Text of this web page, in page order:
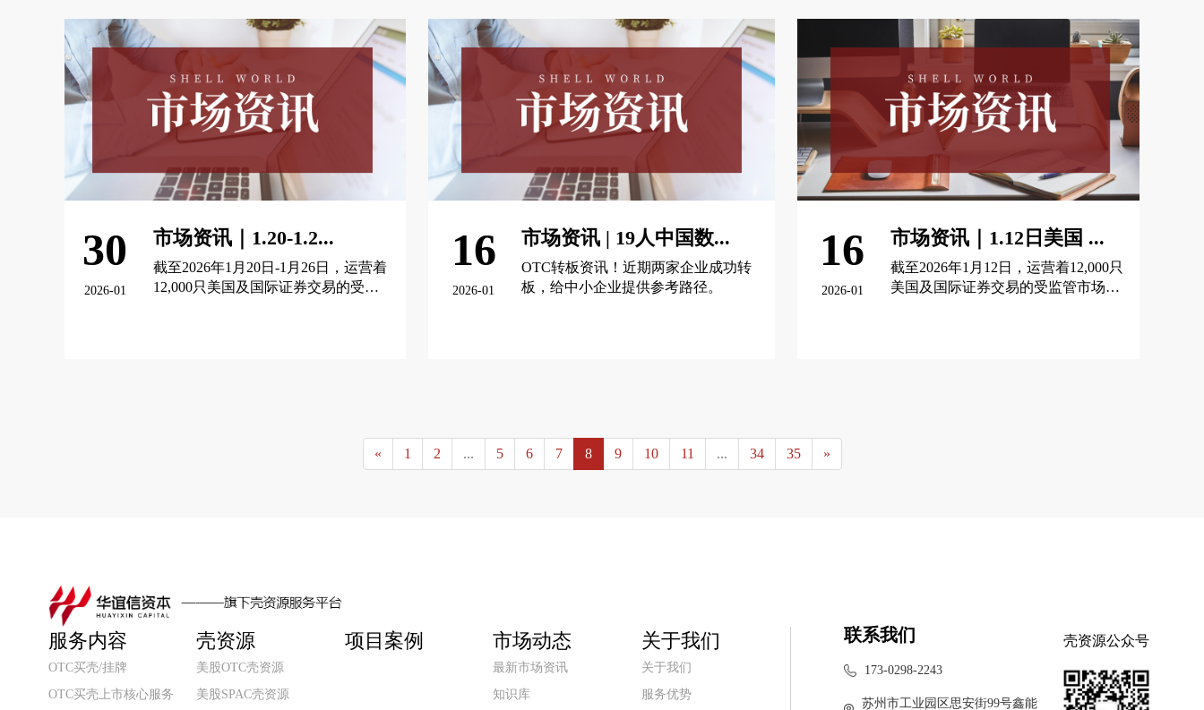
CDIXD。
约证券交易所美国板（NYSE
American），此次上市仍需获得交易
所的上市申请批准，且公司需持续遵
守交易所相关规则。
30
2026-01
市场资讯｜1.20-1.2...
截至2026年1月20日-1月26日，运营着
12,000只美国及国际证券交易的受监
16
2026-01
市场资讯 | 19人中国数...
OTC转板资讯！近期两家企业成功转
板，给中小企业提供参考路径。
16
2026-01
市场资讯｜1.12日美国 ...
截至2026年1月12日，运营着12,000只
美国及国际证券交易的受监管市场运
« 1 2 ... 5 6 7 8 9 10 11 ... 34 35 »
服务内容
OTC买壳/挂牌
OTC买壳上市核心服务
壳资源
美股OTC壳资源
美股SPAC壳资源
项目案例 市场动态
最新市场资讯
知识库
关于我们
关于我们
服务优势
联系我们
173-0298-2243
苏州市工业园区思安街99号鑫能
壳资源公众号